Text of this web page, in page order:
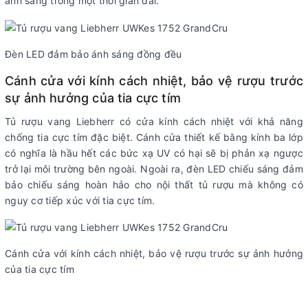
Đèn LED đảm bảo ánh sáng đồng đều
Cánh cửa với kính cách nhiệt, bảo vệ rượu trước
sự ảnh hưởng của tia cực tím
Tủ rượu vang Liebherr có cửa kính cách nhiệt với khả năng
chống tia cực tím đặc biệt. Cánh cửa thiết kế bằng kính ba lớp
có nghĩa là hầu hết các bức xạ UV có hại sẽ bị phản xạ ngược
trở lại môi trường bên ngoài. Ngoài ra, đèn LED chiếu sáng đảm
bảo chiếu sáng hoàn hảo cho nội thất tủ rượu mà không có
nguy cơ tiếp xúc với tia cực tím.
Cánh cửa với kính cách nhiệt, bảo vệ rượu trước sự ảnh hưởng
của tia cực tím